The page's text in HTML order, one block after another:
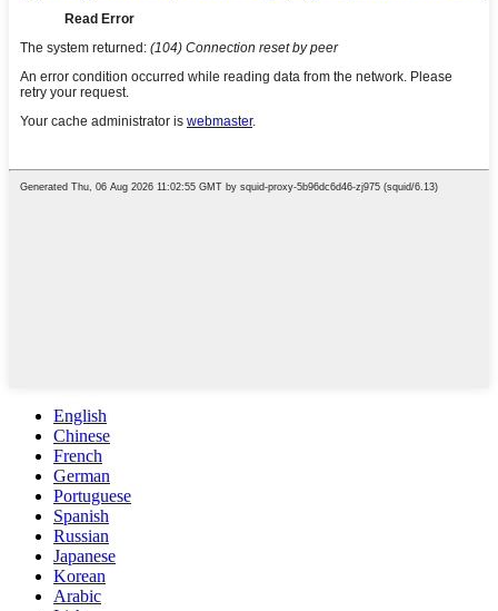
English
Chinese
French
German
Portuguese
Spanish
Russian
Japanese
Korean
Arabic